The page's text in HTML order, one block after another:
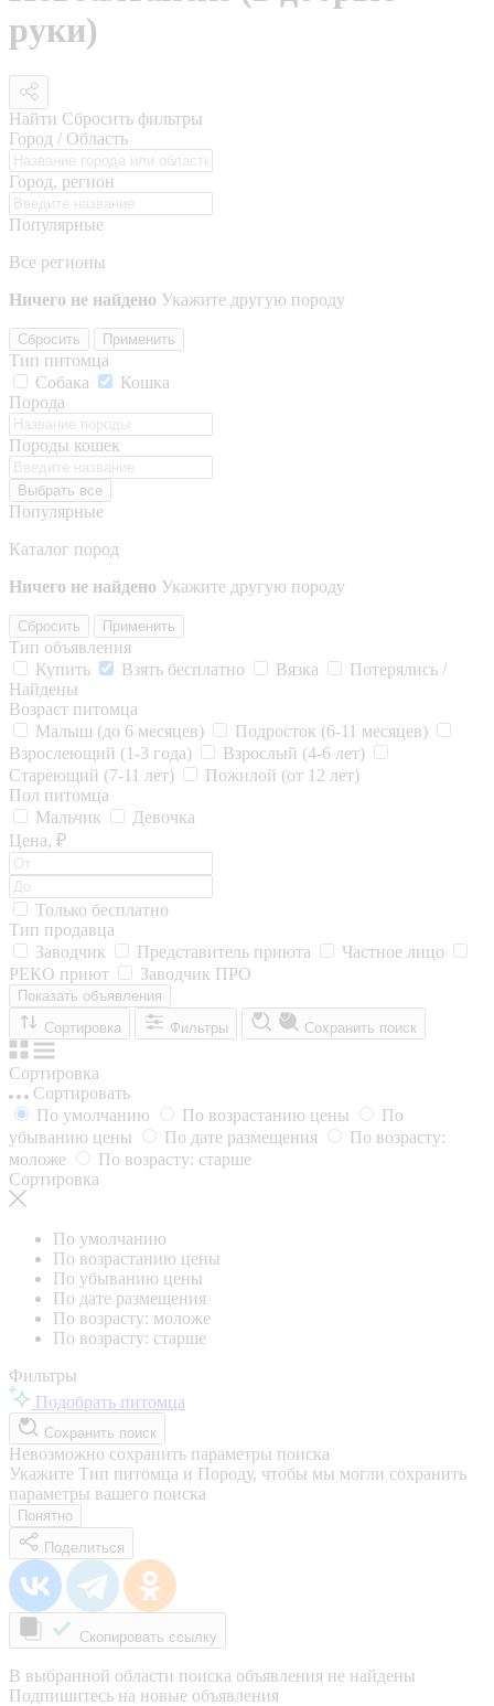
руки)
Найти Сбросить фильтры
Город / Область
Город, регион
Популярные
Все регионы
Ничего не найдено Укажите другую породу
Сбросить Применить
Тип питомца
Собака
Кошка
Порода
Породы кошек
Выбрать все
Популярные
Каталог пород
Ничего не найдено Укажите другую породу
Сбросить Применить
Тип объявления
Купить
Взять бесплатно Вязка
Потерялись /
Найдены
Возраст питомца
Малыш (до 6 месяцев)
Подросток (6-11 месяцев)
Взрослеющий (1-3 года)
Взрослый (4-6 лет)
Стареющий (7-11 лет)
Пожилой (от 12 лет)
Пол питомца
Мальчик
Девочка
Цена, ₽
Только бесплатно
Тип продавца
Заводчик
Представитель приюта
Частное лицо
РЕКО приют
Заводчик ПРО
Показать объявления
Сортировка
Фильтры Сохранить поиск
Сортировка
Сортировать
По умолчанию
По возрастанию цены
По
убыванию цены
По дате размещения
По возрасту:
моложе
По возрасту: старше
Сортировка
По умолчанию
По возрастанию цены
По убыванию цены
По дате размещения
По возрасту: моложе
По возрасту: старше
Фильтры
Подобрать питомца
Сохранить поиск
Невозможно сохранить параметры поиска
Укажите Тип питомца и Породу, чтобы мы могли сохранить
параметры вашего поиска
Понятно
Поделиться
Скопировать ссылку
В выбранной области поиска объявления не найдены
Подпишитесь на новые объявления